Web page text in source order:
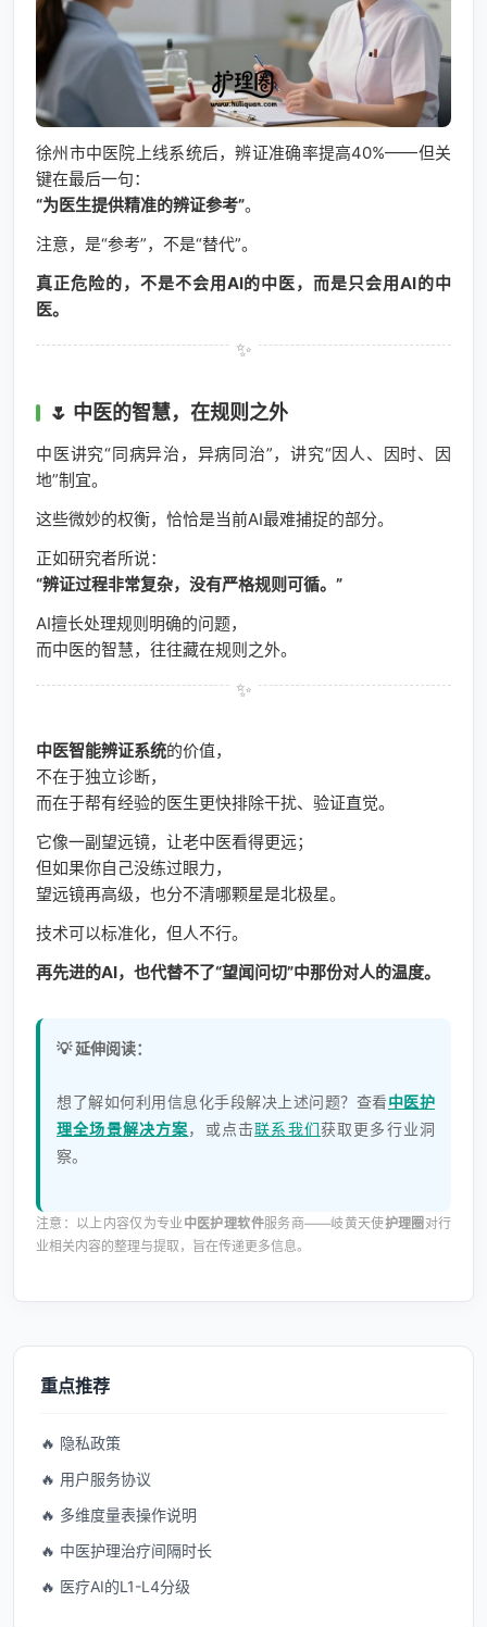
徐州市中医院上线系统后，辨证准确率提高40%——但关
键在最后一句：
“为医生提供精准的辨证参考”。
注意，是“参考”，不是“替代”。
真正危险的，不是不会用AI的中医，而是只会用AI的中
医。
🌷 中医的智慧，在规则之外
中医讲究“同病异治，异病同治”，讲究“因人、因时、因
地”制宜。
这些微妙的权衡，恰恰是当前AI最难捕捉的部分。
正如研究者所说：
“辨证过程非常复杂，没有严格规则可循。”
AI擅长处理规则明确的问题，
而中医的智慧，往往藏在规则之外。
中医智能辨证系统的价值，
不在于独立诊断，
而在于帮有经验的医生更快排除干扰、验证直觉。
它像一副望远镜，让老中医看得更远；
但如果你自己没练过眼力，
望远镜再高级，也分不清哪颗星是北极星。
技术可以标准化，但人不行。
再先进的AI，也代替不了“望闻问切”中那份对人的温度。
💡 延伸阅读：
想了解如何利用信息化手段解决上述问题？查看中医护
理全场景解决方案，或点击联系我们获取更多行业洞
察。
注意：以上内容仅为专业中医护理软件服务商——岐黄天使护理圈 对行
业相关内容的整理与提取，旨在传递更多信息。
重点推荐
🔥 隐私政策
🔥 用户服务协议
🔥 多维度量表操作说明
🔥 中医护理治疗间隔时长
🔥 医疗AI的L1-L4分级